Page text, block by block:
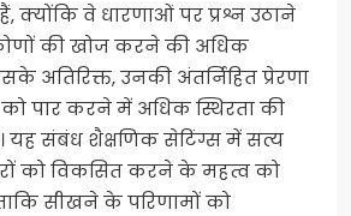
हैं, क्योंकि वे धारणाओं पर प्रश्न उठाने
की खोज करने की अधिक
अतिरिक्त, उनकी अंतर्निहित प्रेरणा
पार करने में अधिक स्थिरता की
यह संबंध शैक्षणिक सेटिंग्स में सत्य
को विकसित करने के महत्व को
सीखने के परिणामों को